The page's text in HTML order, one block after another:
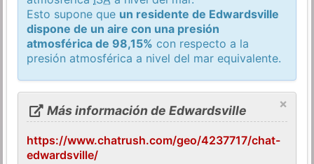
Esto supone que un residente de Edwardsville
dispone de un aire con una presión
atmosférica de 98,15% con respecto a la
presión atmosférica a nivel del mar equivalente.
×
Más información de Edwardsville
https://www.chatrush.com/geo/4237717/chat-
edwardsville/